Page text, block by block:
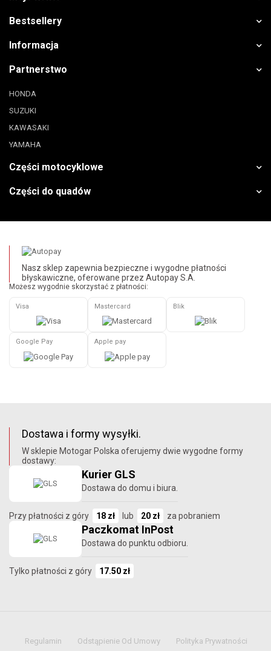
Bestsellery
Informacja
Partnerstwo
HONDA
SUZUKI
KAWASAKI
YAMAHA
Części motocyklowe
Części do quadów
Nasz sklep zapewnia bezpieczne i wygodne płatności
błyskawiczne, oferowane przez Autopay S.A.
Możesz wygodnie skorzystać z płatności:
Visa Mastercard Blik
Google Pay Apple pay
Dostawa i formy wysyłki.
W sklepie Motogar Polska oferujemy dwie wygodne formy
dostawy:
Kurier GLS
Dostawa do domu i biura.
Przy płatności z góry 18 zł lub 20 zł za pobraniem
Paczkomat InPost
Dostawa do punktu odbioru.
Tylko płatności z góry 17.50 zł
Regulamin Odstąpienie Od Umowy Polityka Prywatności